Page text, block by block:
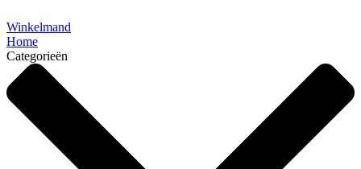
Winkelmand
Home
Categorieën